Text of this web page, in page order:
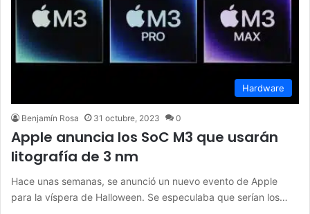
Hardware
Benjamín Rosa 31 octubre, 2023 0
Apple anuncia los SoC M3 que usarán
litografía de 3 nm
Hace unas semanas, se anunció un nuevo evento de Apple
para la víspera de Halloween. Se especulaba que serían los…